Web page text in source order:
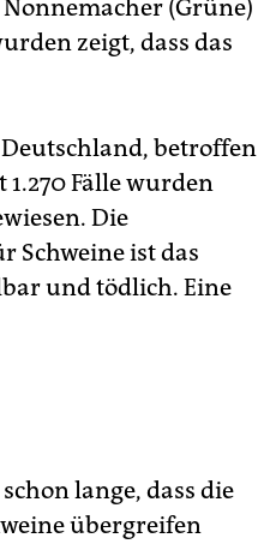
(Grüne)
zeigt, dass das
betroffen
Fälle wurden
Die
Schweine ist das
und tödlich. Eine
lange, dass die
übergreifen